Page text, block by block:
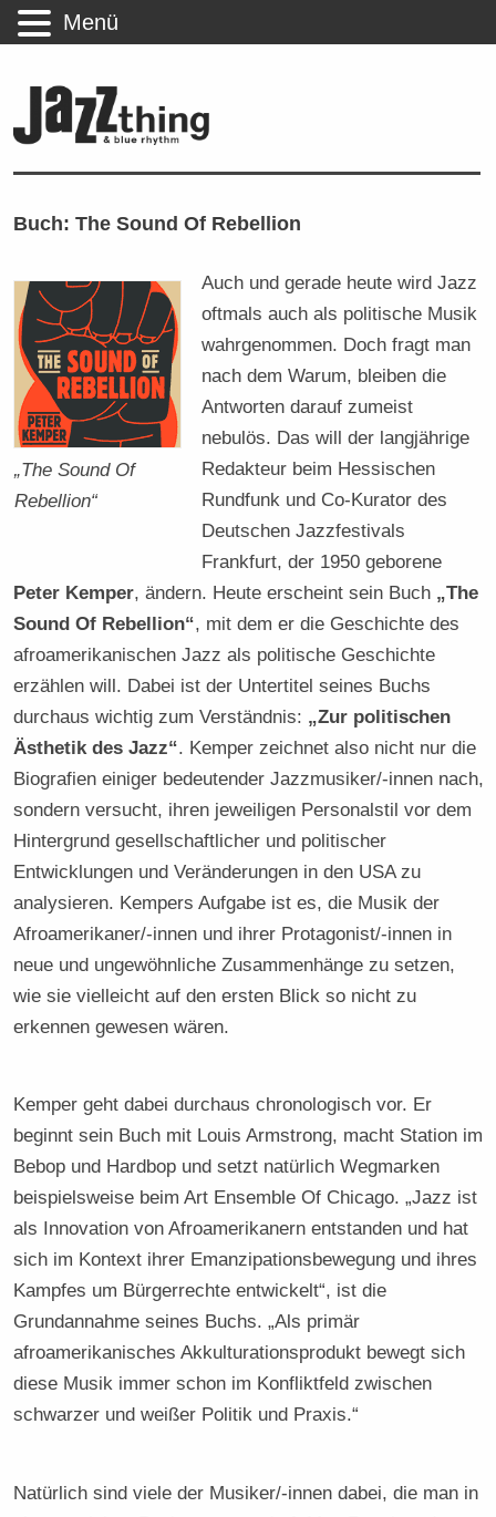
Buch: The Sound Of Rebellion
„The Sound Of
Rebellion“
Auch und gerade heute wird Jazz
oftmals auch als politische Musik
wahrgenommen. Doch fragt man
nach dem Warum, bleiben die
Antworten darauf zumeist
nebulös. Das will der langjährige
Redakteur beim Hessischen
Rundfunk und Co-Kurator des
Deutschen Jazzfestivals
Frankfurt, der 1950 geborene
Peter Kemper, ändern. Heute erscheint sein Buch „The
Sound Of Rebellion“, mit dem er die Geschichte des
afroamerikanischen Jazz als politische Geschichte
erzählen will. Dabei ist der Untertitel seines Buchs
durchaus wichtig zum Verständnis: „Zur politischen
Ästhetik des Jazz“. Kemper zeichnet also nicht nur die
Biografien einiger bedeutender Jazzmusiker/-innen nach,
sondern versucht, ihren jeweiligen Personalstil vor dem
Hintergrund gesellschaftlicher und politischer
Entwicklungen und Veränderungen in den USA zu
analysieren. Kempers Aufgabe ist es, die Musik der
Afroamerikaner/-innen und ihrer Protagonist/-innen in
neue und ungewöhnliche Zusammenhänge zu setzen,
wie sie vielleicht auf den ersten Blick so nicht zu
erkennen gewesen wären.
Kemper geht dabei durchaus chronologisch vor. Er
beginnt sein Buch mit Louis Armstrong, macht Station im
Bebop und Hardbop und setzt natürlich Wegmarken
beispielsweise beim Art Ensemble Of Chicago. „Jazz ist
als Innovation von Afroamerikanern entstanden und hat
sich im Kontext ihrer Emanzipationsbewegung und ihres
Kampfes um Bürgerrechte entwickelt“, ist die
Grundannahme seines Buchs. „Als primär
afroamerikanisches Akkulturationsprodukt bewegt sich
diese Musik immer schon im Konfliktfeld zwischen
schwarzer und weißer Politik und Praxis.“
Natürlich sind viele der Musiker/-innen dabei, die man in
Menü